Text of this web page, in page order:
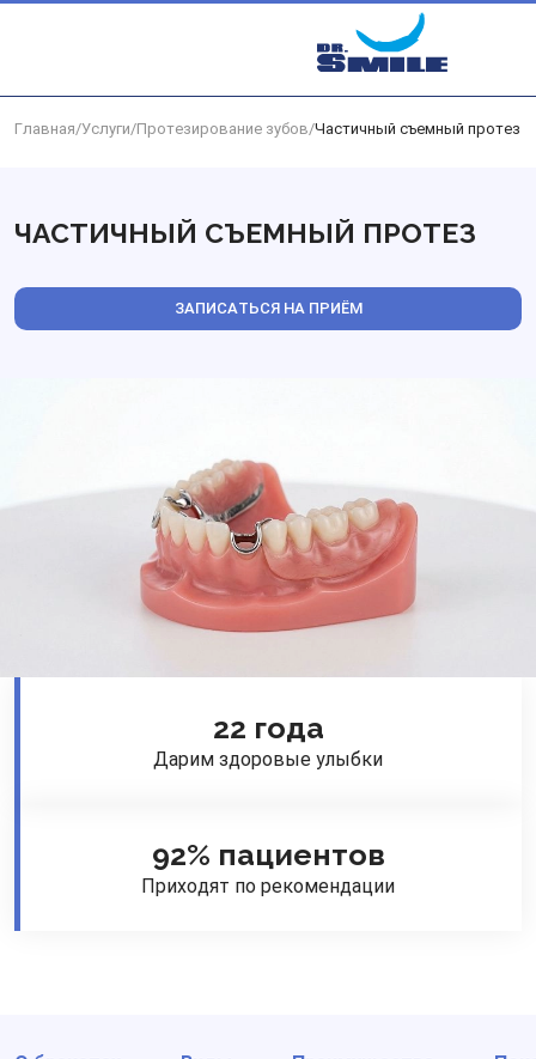
Перейти к основному контенту
Главная/Услуги/Протезирование зубов/Частичный съемный протез
ЧАСТИЧНЫЙ СЪЕМНЫЙ ПРОТЕЗ
ЗАПИСАТЬСЯ НА ПРИЁМ
22 года
Дарим здоровые улыбки
92% пациентов
Приходят по рекомендации